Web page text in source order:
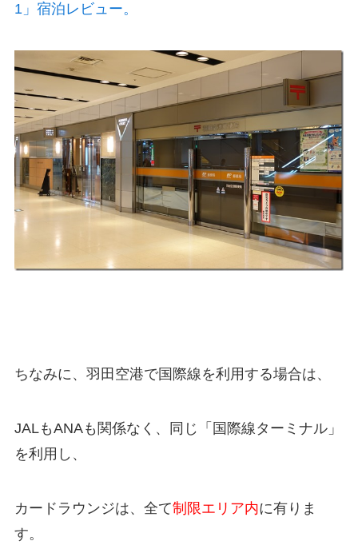
1」宿泊レビュー。
ちなみに、羽田空港で国際線を利用する場合は、
JALもANAも関係なく、同じ「国際線ターミナル」
を利用し、
カードラウンジは、全て制限エリア内に有りま
す。